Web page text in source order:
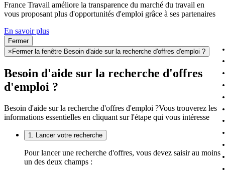
France Travail améliore la transparence du marché du travail en
vous proposant plus d'opportunités d'emploi grâce à ses partenaires
En savoir plus
Fermer
× Fermer la fenêtre Besoin d'aide sur la recherche d'offres d'emploi ?
Besoin d'aide sur la recherche d'offres
d'emploi ?
Besoin d'aide sur la recherche d'offres d'emploi ?Vous trouverez les
informations essentielles en cliquant sur l'étape qui vous intéresse
1. Lancer votre recherche
Pour lancer une recherche d'offres, vous devez saisir au moins
un des deux champs :